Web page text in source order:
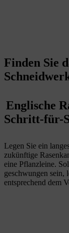
Finden Sie
Englische
Schritt-für-
Legen Sie ein
zukünftige
eine Pflanzleine.
geschwungen sein,
entsprechend dem